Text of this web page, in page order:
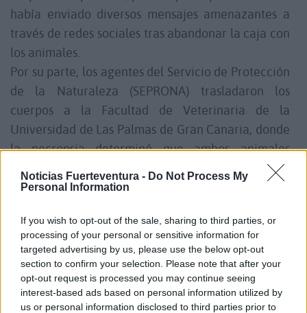
Noticias Fuerteventura - Do Not Process My
Personal Information
If you wish to opt-out of the sale, sharing to third parties, or
processing of your personal or sensitive information for
targeted advertising by us, please use the below opt-out
section to confirm your selection. Please note that after your
opt-out request is processed you may continue seeing
interest-based ads based on personal information utilized by
us or personal information disclosed to third parties prior to
había enviado diversos mensajes amenazantes a
través de redes sociales tras abandonar la caja con
los animales.
Por su parte, los agentes del Servicio de Protección
de la Naturaleza (SEPRONA) trasladaron los
cuerpos a la Facultad de Veterinaria de la
Universidad de Las Palmas de Gran Canaria, donde
la necropsia determinó que ambos animales
fallecieron por varios impactos de proyectil en la
cabeza.
produjeron en una finca familiar compartida,
donde el detenido habría acabado con la vida de
los perros con una carabina antes de trasladar sus
cuerpos.
Con la autorización judicial, los agentes, en